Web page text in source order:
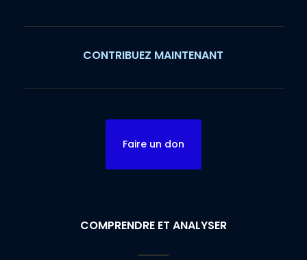
CONTRIBUEZ MAINTENANT
Faire un don
COMPRENDRE ET ANALYSER